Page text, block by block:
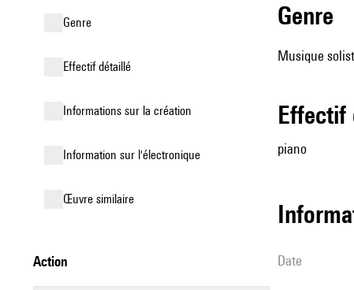
genre
effectif détaillé
informations sur la création
Information sur l'électronique
œuvre similaire
action
genre
Musique
piano
date